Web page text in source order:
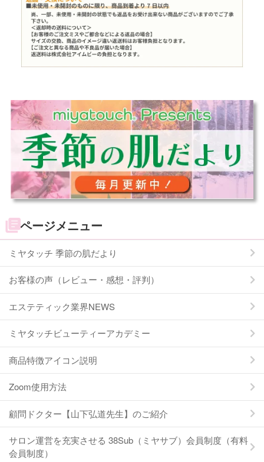
ページメニュー
ミヤタッチ 季節の肌だより
お客様の声（レビュー・感想・評判）
エステティック業界NEWS
ミヤタッチビューティーアカデミー
商品特徴アイコン説明
Zoom使用方法
顧問ドクター【山下弘道先生】のご紹介
サロン運営を充実させる 38Sub（ミヤサブ）会員制度（有料
会員制度）